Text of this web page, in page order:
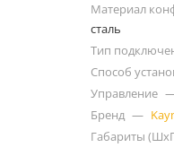
Материал
сталь
Тип
Способ
Управление
Бренд —
Габариты